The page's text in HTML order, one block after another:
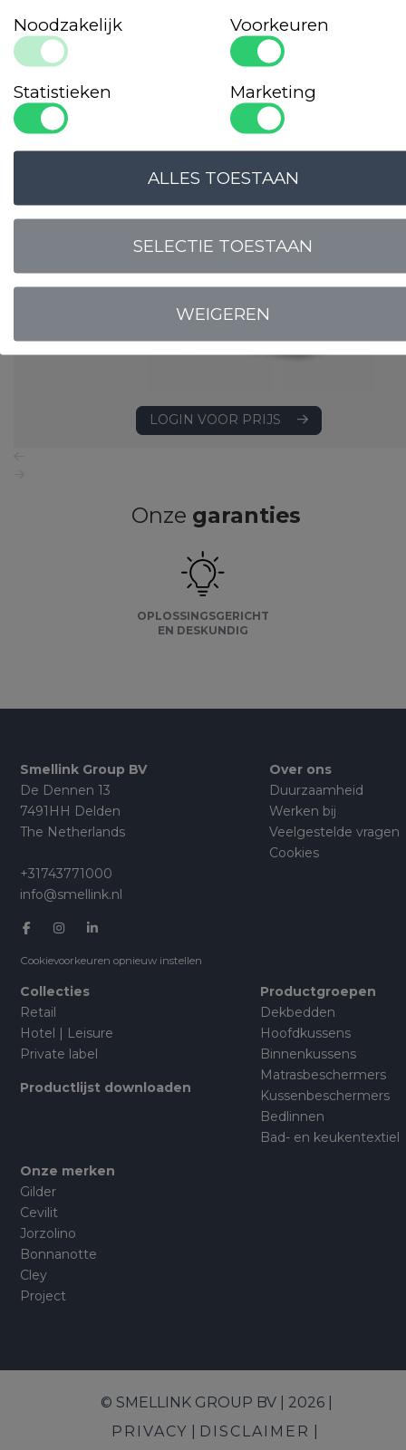
Populaire producten
Art. VADBG42TH
LOGIN VOOR PRIJS
Onze garanties
OPLOSSINGSGERICHT
EN DESKUNDIG
Smellink Group BV
De Dennen 13
7491HH Delden
The Netherlands
+31743771000
info@smellink.nl
Cookievoorkeuren opnieuw instellen
Over ons
Duurzaamheid
Werken bij
Veelgestelde vragen
Cookies
Collecties
Retail
Hotel | Leisure
Private label
Productlijst downloaden
Productgroepen
Dekbedden
Hoofdkussens
Binnenkussens
Matrasbeschermers
Kussenbeschermers
Bedlinnen
Bad- en keukentextiel
Onze merken
Gilder
Cevilit
Jorzolino
Bonnanotte
Cley
Project
© SMELLINK GROUP BV | 2026 |
PRIVACY
DISCLAIMER
Noodzakelijk Voorkeuren
Statistieken Marketing
WEIGEREN
SELECTIE TOESTAAN
ALLES TOESTAAN